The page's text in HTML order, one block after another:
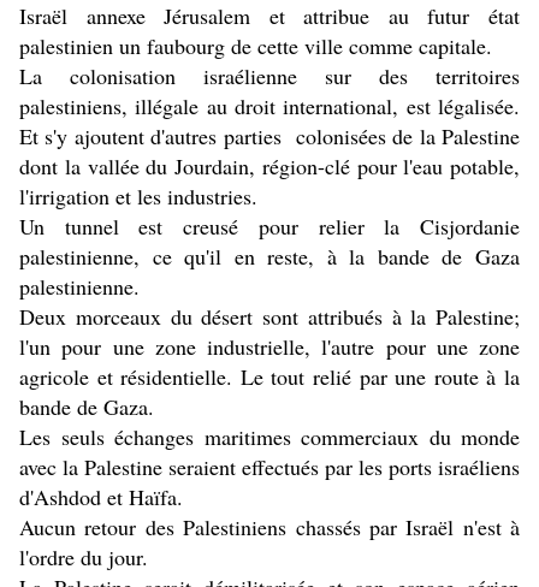
Israël annexe Jérusalem et attribue au futur état
palestinien un faubourg de cette ville comme capitale.
La colonisation israélienne sur des territoires
palestiniens, illégale au droit international, est légalisée.
Et s'y ajoutent d'autres parties colonisées de la Palestine
dont la vallée du Jourdain, région-clé pour l'eau potable,
l'irrigation et les industries.
Un tunnel est creusé pour relier la Cisjordanie
palestinienne, ce qu'il en reste, à la bande de Gaza
palestinienne.
Deux morceaux du désert sont attribués à la Palestine;
l'un pour une zone industrielle, l'autre pour une zone
agricole et résidentielle. Le tout relié par une route à la
bande de Gaza.
Les seuls échanges maritimes commerciaux du monde
avec la Palestine seraient effectués par les ports israéliens
d'Ashdod et Haïfa.
Aucun retour des Palestiniens chassés par Israël n'est à
l'ordre du jour.